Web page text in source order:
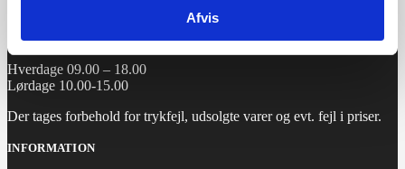
Afvis
ÅBNINGSTIDER
Hverdage 09.00 – 18.00
Lørdage 10.00-15.00
Der tages forbehold for trykfejl, udsolgte varer og evt. fejl i priser.
INFORMATION